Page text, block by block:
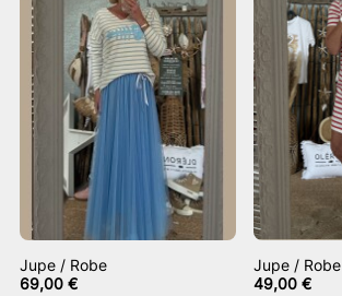
Jupe / Robe
69,00 €
Jupe / Robe
49,00€